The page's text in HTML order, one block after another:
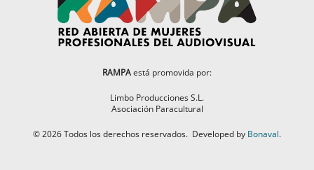
RAMPAestá promovida por:
Limbo Producciones S.L.
Asociación Paracultural
©2026Todos los derechos reservados. Developed by Bonaval.